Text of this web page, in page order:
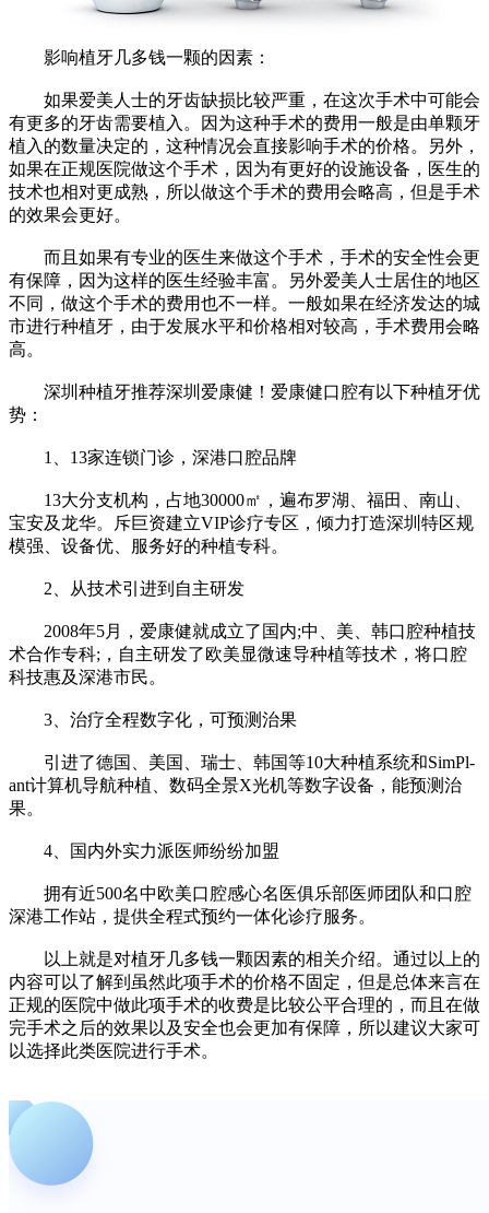
影响植牙几多钱一颗的因素：
如果爱美人士的牙齿缺损比较严重，在这次手术中可能会
有更多的牙齿需要植入。因为这种手术的费用一般是由单颗牙
植入的数量决定的，这种情况会直接影响手术的价格。另外，
如果在正规医院做这个手术，因为有更好的设施设备，医生的
技术也相对更成熟，所以做这个手术的费用会略高，但是手术
的效果会更好。
而且如果有专业的医生来做这个手术，手术的安全性会更
有保障，因为这样的医生经验丰富。另外爱美人士居住的地区
不同，做这个手术的费用也不一样。一般如果在经济发达的城
市进行种植牙，由于发展水平和价格相对较高，手术费用会略
高。
深圳种植牙推荐深圳爱康健！爱康健口腔有以下种植牙优
势：
1、13家连锁门诊，深港口腔品牌
13大分支机构，占地30000㎡，遍布罗湖、福田、南山、
宝安及龙华。斥巨资建立VIP诊疗专区，倾力打造深圳特区规
模强、设备优、服务好的种植专科。
2、从技术引进到自主研发
2008年5月，爱康健就成立了国内;中、美、韩口腔种植技
术合作专科;，自主研发了欧美显微速导种植等技术，将口腔
科技惠及深港市民。
3、治疗全程数字化，可预测治果
引进了德国、美国、瑞士、韩国等10大种植系统和SimPl-
ant计算机导航种植、数码全景X光机等数字设备，能预测治
果。
4、国内外实力派医师纷纷加盟
拥有近500名中欧美口腔感心名医俱乐部医师团队和口腔
深港工作站，提供全程式预约一体化诊疗服务。
以上就是对植牙几多钱一颗因素的相关介绍。通过以上的
内容可以了解到虽然此项手术的价格不固定，但是总体来言在
正规的医院中做此项手术的收费是比较公平合理的，而且在做
完手术之后的效果以及安全也会更加有保障，所以建议大家可
以选择此类医院进行手术。